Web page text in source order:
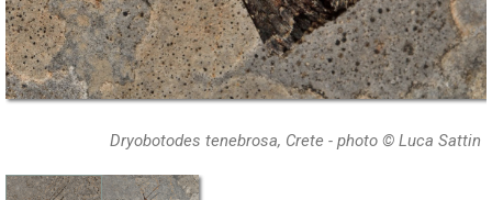
Dryobotodes tenebrosa, Crete - photo © Luca Sattin